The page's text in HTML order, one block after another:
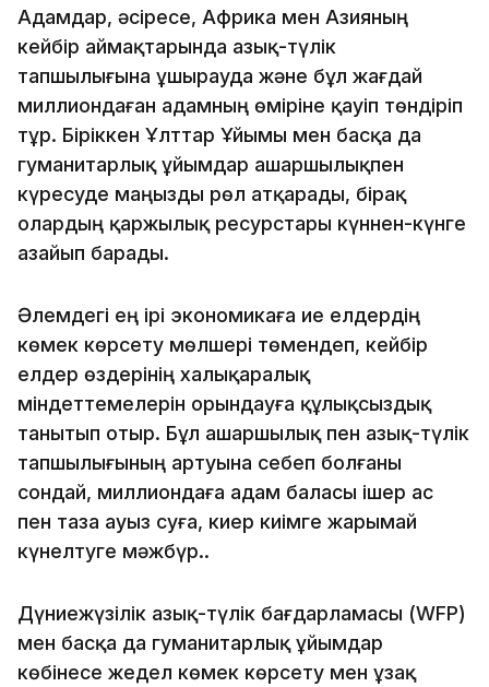
Адамдар, әсіресе, Африка мен Азияның
кейбір аймақтарында азық-түлік
тапшылығына ұшырауда және бұл жағдай
миллиондаған адамның өміріне қауіп төндіріп
тұр. Біріккен Ұлттар Ұйымы мен басқа да
гуманитарлық ұйымдар ашаршылықпен
күресуде маңызды рөл атқарады, бірақ
олардың қаржылық ресурстары күннен-күнге
азайып барады.
Әлемдегі ең ірі экономикаға ие елдердің
көмек көрсету мөлшері төмендеп, кейбір
елдер өздерінің халықаралық
міндеттемелерін орындауға құлықсыздық
танытып отыр. Бұл ашаршылық пен азық-түлік
тапшылығының артуына себеп болғаны
сондай, миллиондаға адам баласы ішер ас
пен таза ауыз суға, киер киімге жарымай
күнелтуге мәжбүр..
Дүниежүзілік азық-түлік бағдарламасы (WFP)
мен басқа да гуманитарлық ұйымдар
көбінесе жедел көмек көрсету мен ұзақ